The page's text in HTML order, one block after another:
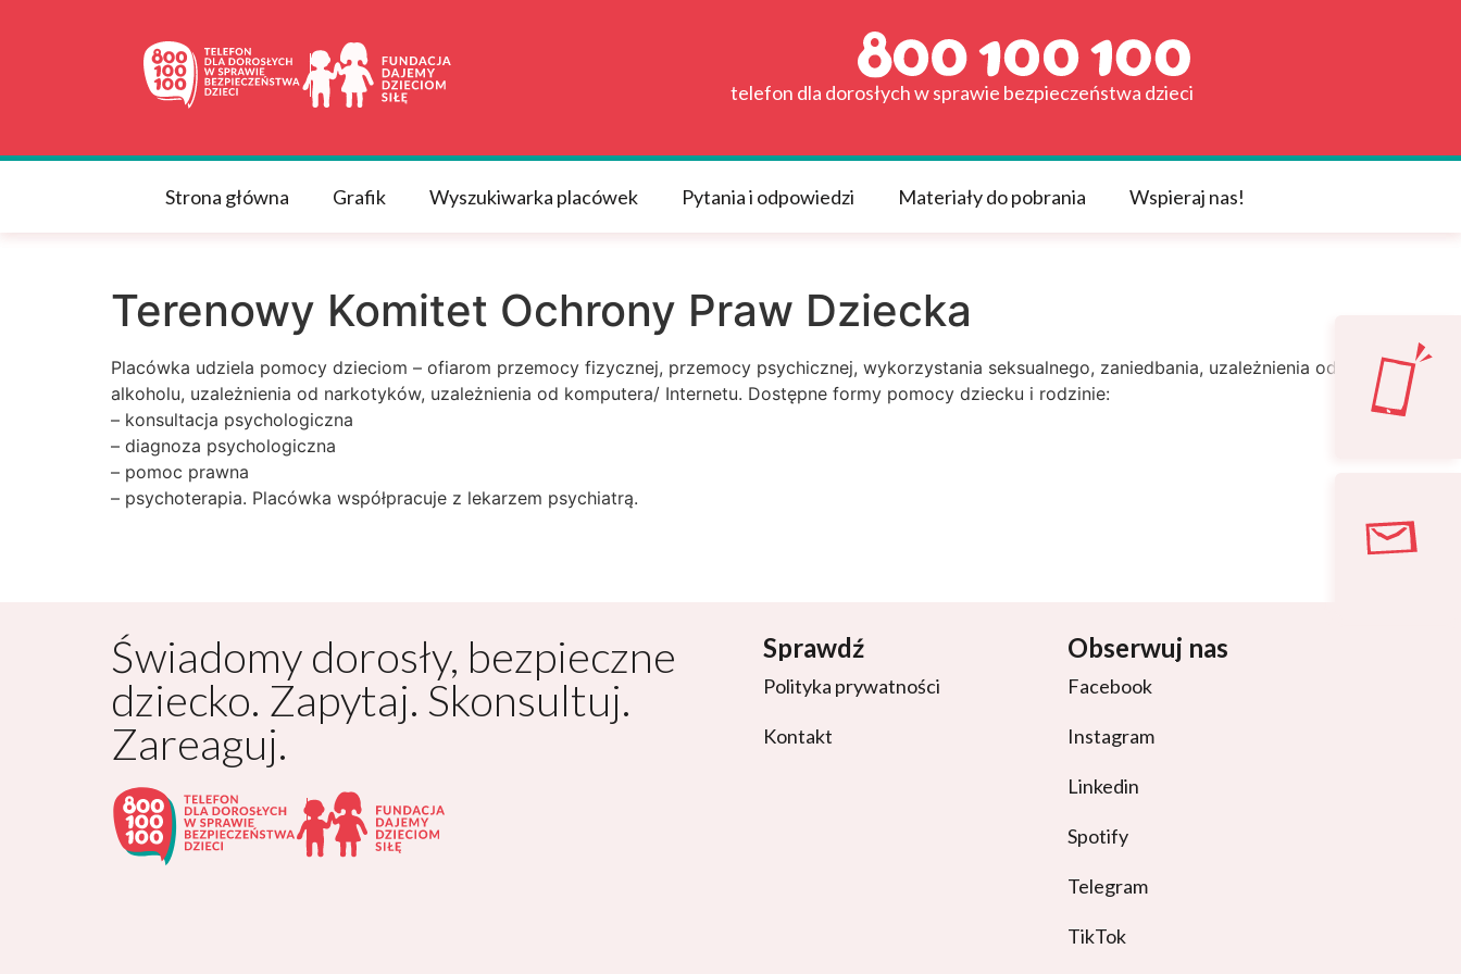
telefon dla dorosłych w sprawie bezpieczeństwa dzieci
Strona główna Grafik Wyszukiwarka placówek Pytania i odpowiedzi Materiały do pobrania Wspieraj nas!
Terenowy Komitet Ochrony Praw Dziecka
Placówka udziela pomocy dzieciom – ofiarom przemocy fizycznej, przemocy psychicznej, wykorzystania seksualnego, zaniedbania, uzależnienia od
alkoholu, uzależnienia od narkotyków, uzależnienia od komputera/ Internetu. Dostępne formy pomocy dziecku i rodzinie:
– konsultacja psychologiczna
– diagnoza psychologiczna
– pomoc prawna
– psychoterapia. Placówka współpracuje z lekarzem psychiatrą.
Świadomy dorosły, bezpieczne
dziecko. Zapytaj. Skonsultuj.
Zareaguj.
Sprawdź
Polityka prywatności
Kontakt
Obserwuj nas
Facebook
Instagram
Linkedin
Spotify
Telegram
TikTok